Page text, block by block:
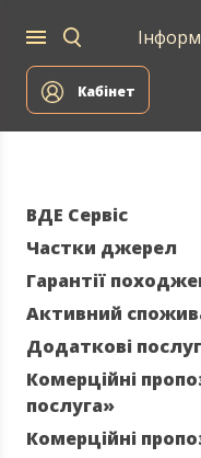
Кабінет
дому
компаній
ВДЕ Сервіс
Частки джерел
Гарантії
Активний
Додаткові
Комерційні
послуга»
Комерційні